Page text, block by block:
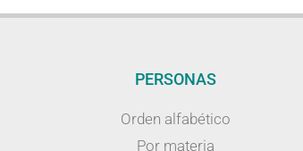
PERSONAS
Orden alfabético
Por materia